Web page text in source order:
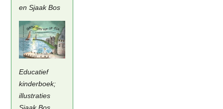
en Sjaak Bos
Educatief
kinderboek;
illustraties